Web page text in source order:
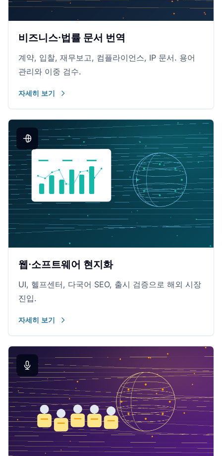
비즈니스·법률 문서 번역
계약, 입찰, 재무보고, 컴플라이언스, IP 문서. 용어
관리와 이중 검수.
자세히 보기
웹·소프트웨어 현지화
UI, 헬프센터, 다국어 SEO, 출시 검증으로 해외 시장
진입.
자세히 보기